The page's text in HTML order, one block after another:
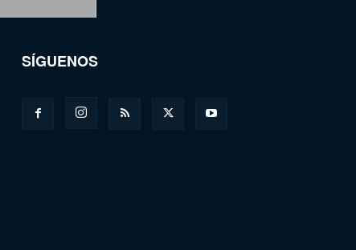
SÍGUENOS